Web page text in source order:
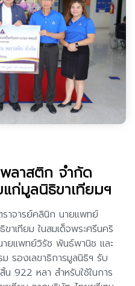
ลาสติก จำกัด
ก่มูลนิธิขาเทียมฯ